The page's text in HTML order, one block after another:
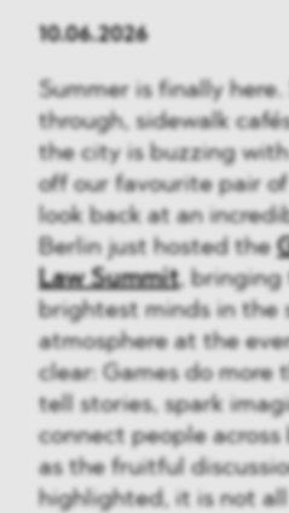
10.06.2026
Summer is finally
through, sidewalk
the city is buzzing
off our favourite pair
look back at an
Berlin just hosted the
Law Summit,
brightest minds in the
atmosphere at the
clear: Games do more
tell stories, spark
connect people across
as the fruitful
highlighted, it is not